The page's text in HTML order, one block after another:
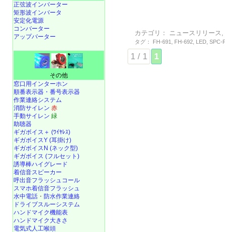
カテゴリ： ニュースリリース
タグ： FH-691 FH-692 LED ,SPC-
1 / 1 1
正弦波インバーター
矩形波インバータ
安定化電源
コンバーター
アップバーター
その他
窓口用インターホン
順番表示器・番号表示器
作業連絡システム
消防サイレン 赤
手動サイレン 緑
助聴器
ギガボイス＋ (ﾜｲﾔﾚｽ)
ギガボイスY (耳掛け)
ギガボイスN (ネック型)
ギガボイス (フルセット)
誘導棒ハイグレード
着信音スピーカー
呼出音フラッシュコール
スマホ着信音フラッシュ
水中電話 ・ 防水作業連絡
ドライブスルーシステム
ハンドマイク機能表
ハンドマイク大きさ
電気式人工喉頭